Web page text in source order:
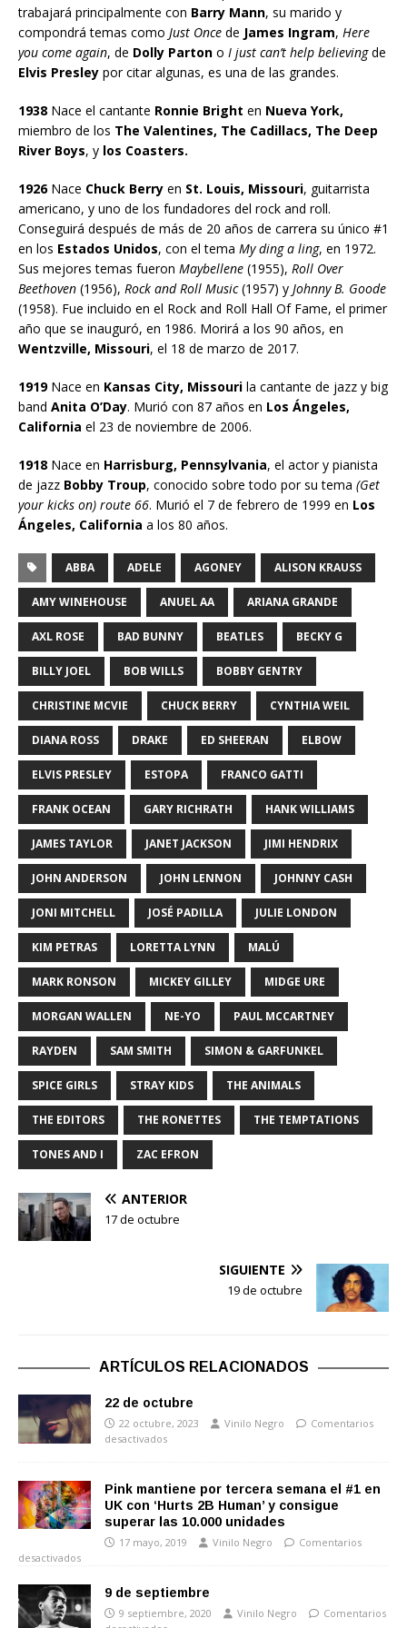
trabajará principalmente con Barry Mann, su marido y
compondrá temas como Just Once de James Ingram, Here
you come again, de Dolly Parton o I just can’t help believingde
Elvis Presley por citar algunas, es una de las grandes.
1938 Nace el cantante Ronnie Bright en Nueva York,
miembro de los The Valentines, The Cadillacs, The Deep
River Boys, y los Coasters.
1926Nace Chuck Berry en St. Louis, Missouri, guitarrista
americano, y uno de los fundadores del rock and roll.
Conseguirá después de más de 20 años de carrera su único #1
en los Estados Unidos, con el tema My ding a ling, en 1972.
Sus mejores temas fueron Maybellene (1955), Roll Over
Beethoven (1956), Rock and Roll Music(1957) y Johnny B. Goode
(1958). Fue incluido en el Rock and Roll Hall Of Fame, el primer
año que se inauguró, en 1986. Morirá a los 90 años, en
Wentzville, Missouri, el 18 de marzo de 2017.
1919Nace en Kansas City, Missouri la cantante de jazz y big
band Anita O’Day. Murió con 87 años en Los Ángeles,
California el 23 de noviembre de 2006.
1918 Nace en Harrisburg, Pennsylvania, el actor y pianista
de jazz Bobby Troup, conocido sobre todo por su tema (Get
your kicks on) route 66. Murió el 7 de febrero de 1999 en Los
Ángeles, California a los 80 años.
ABBA ADELE AGONEY ALISON KRAUSS
AMY WINEHOUSE ANUEL AA ARIANA GRANDE
AXL ROSE BAD BUNNY BEATLES BECKY G
BILLY JOEL BOB WILLS BOBBY GENTRY
CHRISTINE MCVIE CHUCK BERRY CYNTHIA WEIL
DIANA ROSS DRAKE ED SHEERAN ELBOW
ELVIS PRESLEY ESTOPA FRANCO GATTI
FRANK OCEAN GARY RICHRATH HANK WILLIAMS
JAMES TAYLOR JANET JACKSON JIMI HENDRIX
JOHN ANDERSON JOHN LENNON JOHNNY CASH
JONI MITCHELL JOSÉ PADILLA JULIE LONDON
KIM PETRAS LORETTA LYNN MALÚ
MARK RONSON MICKEY GILLEY MIDGE URE
MORGAN WALLEN NE-YO PAUL MCCARTNEY
RAYDEN SAM SMITH SIMON & GARFUNKEL
SPICE GIRLS STRAY KIDS THE ANIMALS
THE EDITORS THE RONETTES THE TEMPTATIONS
TONES AND I ZAC EFRON
ANTERIOR
17 de octubre
SIGUIENTE
19 de octubre
ARTÍCULOS RELACIONADOS
22 de octubre
22 octubre, 2023 Vinilo Negro
Comentarios
desactivados
Pink mantiene por tercera semana el #1 en
UK con ‘Hurts 2B Human’ y consigue
superar las 10.000 unidades
17 mayo, 2019 Vinilo Negro
Comentarios
desactivados
9 de septiembre
9 septiembre, 2020 Vinilo Negro
Comentarios